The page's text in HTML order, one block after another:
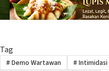
Tag
# Demo Wartawan # Intimidasi